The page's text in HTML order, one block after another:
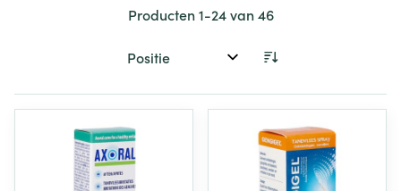
Producten1-24van46
Sorteer op: